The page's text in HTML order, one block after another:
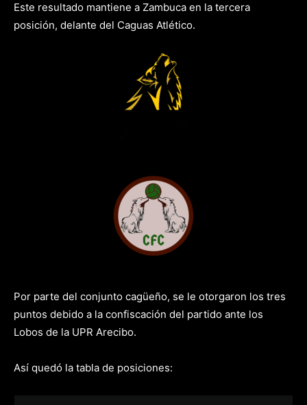
Este resultado mantiene a Zambuca en la tercera
posición, delante del Caguas Atlético.
Por parte del conjunto cagüeño, se le otorgaron los tres
puntos debido a la confiscación del partido ante los
Lobos de la UPR Arecibo.
Así quedó la tabla de posiciones: